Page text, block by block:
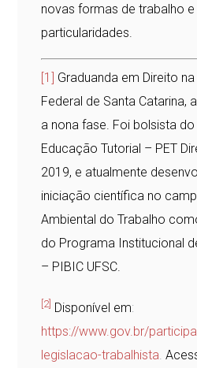
novas formas de trabalho e
particularidades.
[1] Graduanda em Direito
Federal de Santa Catarina,
a nona fase. Foi bolsista
Educação Tutorial – PET
2019, e atualmente
iniciação científica no
Ambiental do Trabalho
do Programa Institucional
– PIBIC UFSC.
[2] Disponível em:
https://www.gov.br/
legislacao-trabalhista.